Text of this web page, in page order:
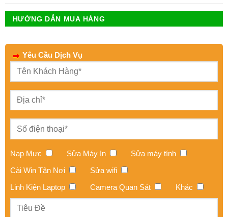
HƯỚNG DẪN MUA HÀNG
Yêu Cầu Dịch Vụ
Nạp Mực Sửa Máy In
Sửa máy tính
Cài Win Tận Nơi
Sửa wifi
Linh Kiện Laptop
Camera Quan Sát Khác